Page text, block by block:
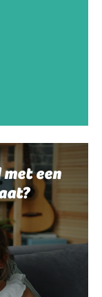
een